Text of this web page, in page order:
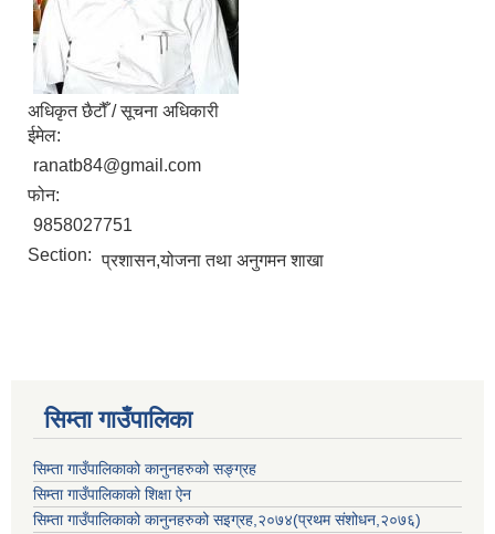
अधिकृत छैटौँ / सूचना अधिकारी
ईमेल:
ranatb84@gmail.com
फोन:
9858027751
Section: प्रशासन,योजना तथा अनुगमन शाखा
सिम्ता गाउँपालिका
सिम्ता गाउँपालिकाको कानुनहरुको सङ्ग्रह
सिम्ता गाउँपालिकाको शिक्षा ऐन
सिम्ता गाउँपालिकाको कानुनहरुको सइग्रह,२०७४(प्रथम संशोधन,२०७६)